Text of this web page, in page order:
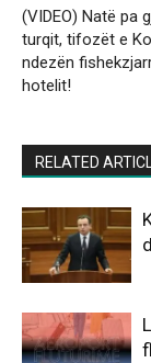
(VIDEO) Natë pa
turqit, tifozët e
ndezën
hotelit!
RELATED